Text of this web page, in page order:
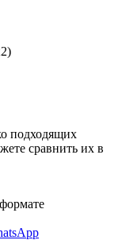
подходящих
сравнить их в